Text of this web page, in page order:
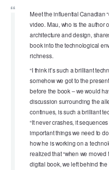
Meet the influential Canadian
video. Mau, who is the author
architecture and design,
book into the technological
richness.
“I think it’s such a brilliant
somehow we got to the
before the book – we would
discussion surrounding the
continues, is such a brilliant
“It never crashes, it
important things we need to
how he is working on a
realized that “when we
digital book, we left behind